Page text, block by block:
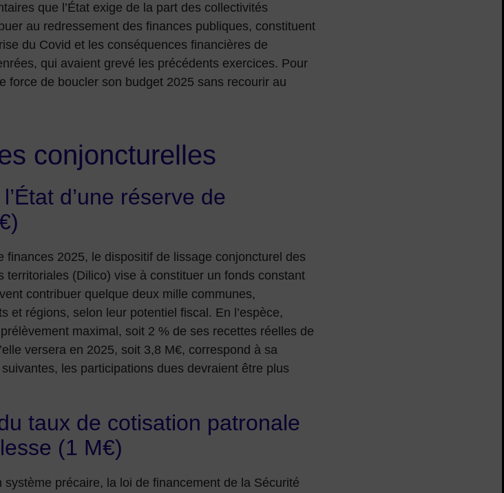
que l’État exige de la part des collectivités
au redressement des finances publiques, constituent
du Covid et les conséquences financières de
qui avaient grevé les précédents exercices. Pour
force de boucler son budget 2025 sans recourir au
conjoncturelles
d’une réserve de
finances 2025, le dispositif de lissage conjoncturel des
territoriales (Dilico) vise à constituer un fonds constant
contribuer quelque deux mille communes,
et régions, selon leur potentiel fiscal. En l’espèce,
maximal, soit 2 % de ses recettes réelles de
versera en 2025, soit 3,8 M€, correspond à sa
les participations dues devraient être plus
taux de cotisation patronale
(1 M€)
système précaire, la loi de financement de la Sécurité